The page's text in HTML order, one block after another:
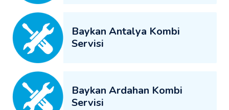
Baykan Antalya Kombi
Servisi
Baykan Ardahan Kombi
Servisi